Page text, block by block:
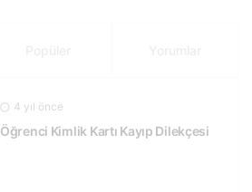
4 yıl önce
Öğrenci Kimlik Kartı Kayıp Dilekçesi